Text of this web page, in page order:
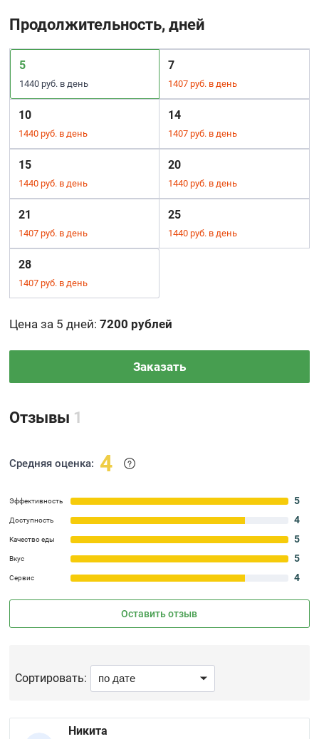
Продолжительность, дней
5
1440 руб. в день
7
1407 руб. в день
10
1440 руб. в день
14
1407 руб. в день
15
1440 руб. в день
20
1440 руб. в день
21
1407 руб. в день
25
1440 руб. в день
28
1407 руб. в день
Цена за 5 дней:7200 рублей
Заказать
Отзывы 1
Средняя оценка: 4
Эффективность 5
Доступность 4
Качество еды 5
Вкус 5
Сервис 4
Оставить отзыв
Сортировать:
Никита